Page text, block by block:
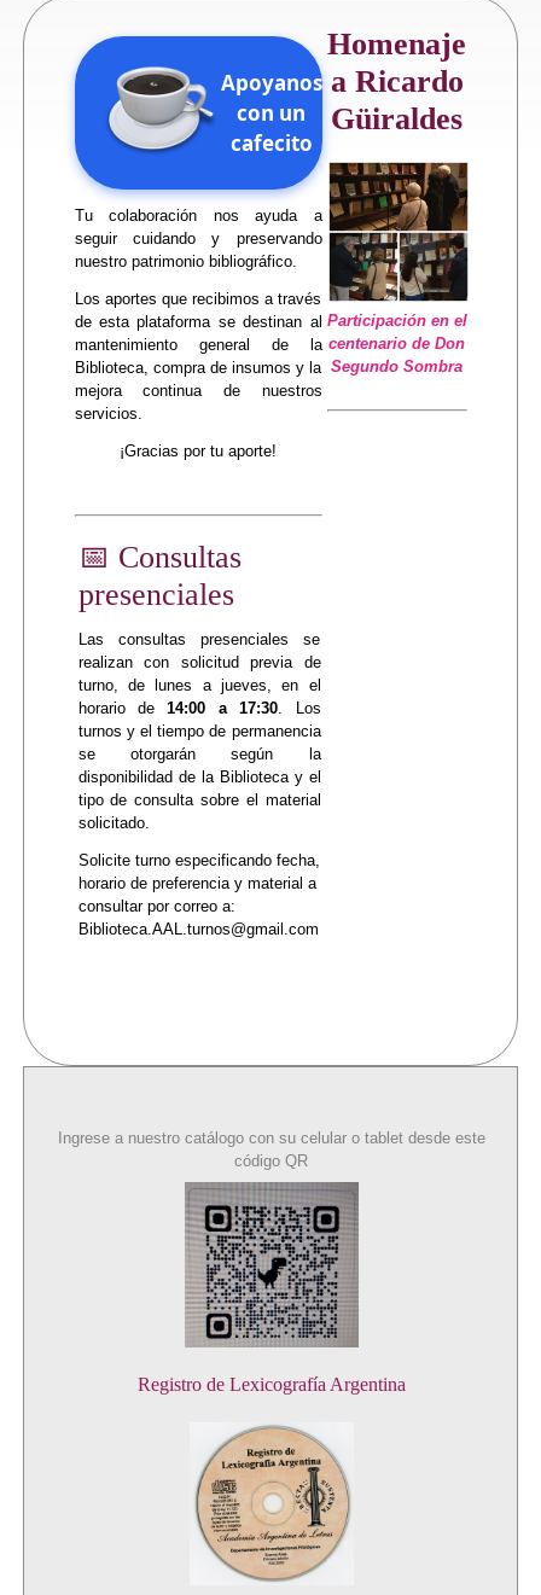
Apoyanos
con un
cafecito
Tu colaboración nos ayuda a
seguir cuidando y preservando
nuestro patrimonio bibliográfico.
Los aportes que recibimos a través
de esta plataforma se destinan al
mantenimiento general de la
Biblioteca, compra de insumos y la
mejora continua de nuestros
servicios.
¡Gracias por tu aporte!
📅 Consultas
presenciales
Las consultas presenciales se
realizan con solicitud previa de
turno, de lunes a jueves, en el
horario de14:00 a 17:30. Los
turnos y el tiempo de permanencia
se otorgarán según la
disponibilidad de la Biblioteca y el
tipo de consulta sobre el material
solicitado.
Solicite turno especificando fecha,
horario de preferencia y material a
consultar por correo a:
Biblioteca.AAL.turnos@gmail.com
Homenaje
a Ricardo
Güiraldes
Participación en el
centenario de Don
Segundo Sombra
Ingrese a nuestro catálogo con su celular o tablet desde este
código QR
Registro de Lexicografía Argentina